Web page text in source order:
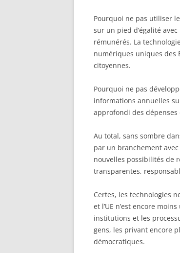
Pourquoi ne pas utiliser
sur un pied d’égalité
rémunérés. La
numériques uniques des
citoyennes.
Pourquoi ne pas
informations annuelles
approfondi des dépenses
Au total, sans sombre
par un branchement
nouvelles possibilités de
transparentes,
Certes, les technologies
et l’UE n’est encore
institutions et les
gens, les privant encore
démocratiques.